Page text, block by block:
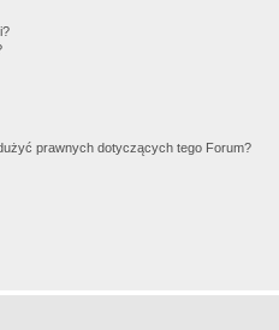
prawnych dotyczących tego Forum?